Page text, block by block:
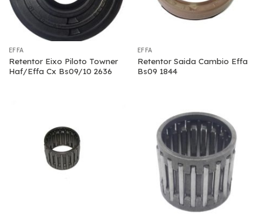
EFFA
Retentor Eixo Piloto Towner
Haf/Effa Cx Bs09/10 2636
EFFA
Retentor Saida Cambio Effa
Bs09 1844